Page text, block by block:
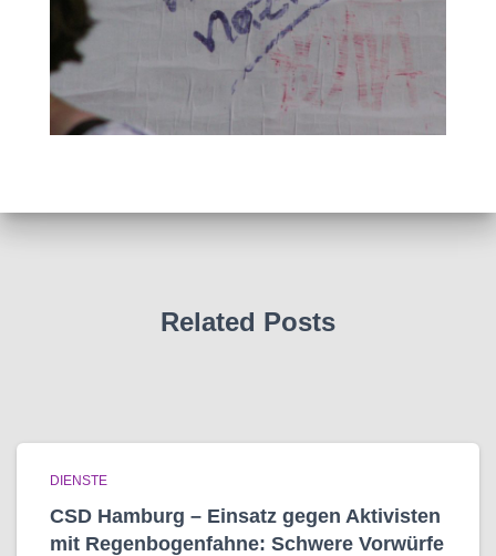
Related Posts
DIENSTE
CSD Hamburg – Einsatz gegen Aktivisten
mit Regenbogen­fahne: Schwere Vorwürfe